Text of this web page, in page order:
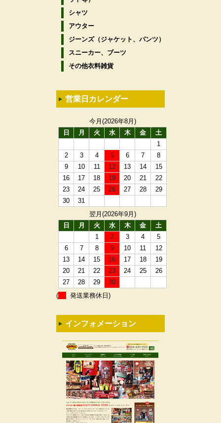
シャツ
アウター
ジーンズ（ジャケット、パンツ）
スニーカー、ブーツ
その他衣料雑貨
営業日カレンダー
今月(2026年8月)
日
月 火 水 木 金
土
1
2
3 4 5 6 7
8
9
10 11 12 13 14
15
16
17 18 19 20 21
22
23
24 25 26 27 28
29
30
31
翌月(2026年9月)
日
月 火 水 木 金
土
1
2 3 4
5
6
7 8 9 10 11
12
13
14 15 16 17 18
19
20
21 22 23 24 25
26
27
28 29
30
(
発送業務休日)
インフォメーション